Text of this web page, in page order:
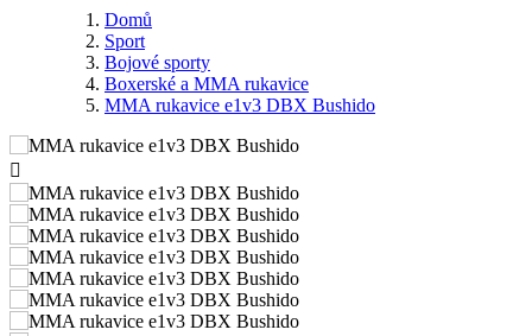
Domů
Sport
Bojové sporty
Boxerské a MMA rukavice
MMA rukavice e1v3 DBX Bushido
